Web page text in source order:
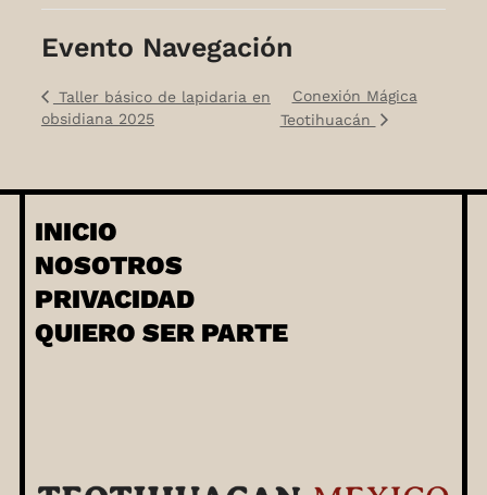
Evento Navegación
Taller básico de lapidaria en
obsidiana 2025
Conexión Mágica
Teotihuacán
INICIO
NOSOTROS
PRIVACIDAD
QUIERO SER PARTE